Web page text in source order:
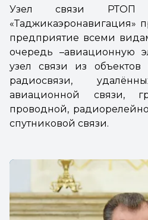
Узел связи
«Таджикаэронавигация»
предприятие всеми
очередь –авиационную
узел связи из объектов
радиосвязи,
авиационной связи,
проводной,
спутниковой связи.